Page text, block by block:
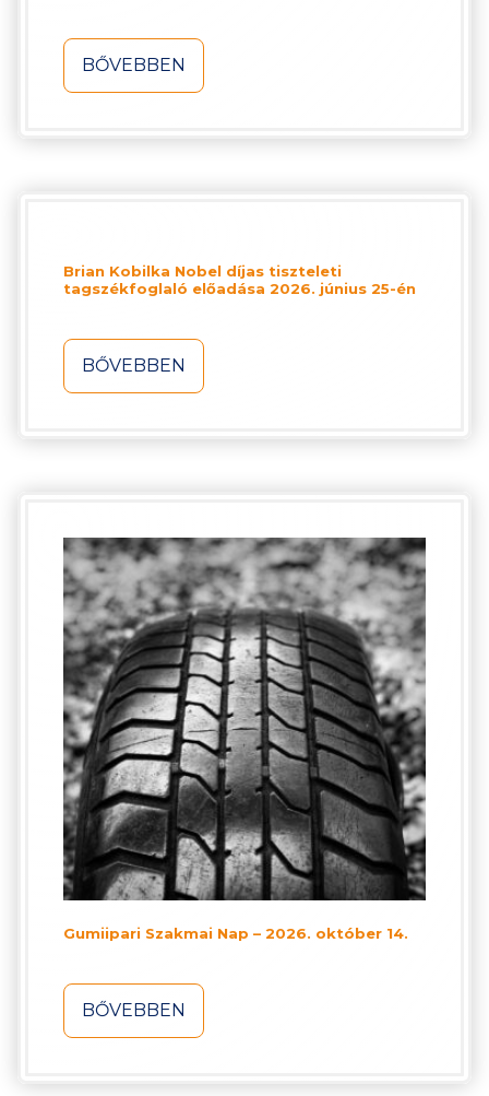
BŐVEBBEN
Brian Kobilka Nobel díjas tiszteleti
tagszékfoglaló előadása 2026. június 25-én
BŐVEBBEN
Gumiipari Szakmai Nap – 2026. október 14.
BŐVEBBEN